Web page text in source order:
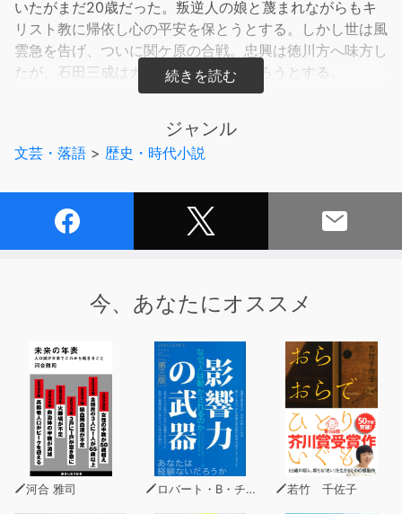
いたがまだ20歳だった。叛逆人の娘と蔑まれながらもキ
リスト教に帰依し心の平安を保とうとする。しかし世は風
雲急を告げ、ついに関ケ原の合戦。忠興は徳川方へ味方し
たが、石田三成はガラシャを人質にとろうとする。
【朗読 酒井玲】吹き替え現場で培った表現力と幅広いキ
なやかで伸びのある柔らかい声から、芯のある真っ直ぐで
艶やかな声まで、作風に合わせて表現します。英語・ラテ
子女声優。
ジャンル
文芸・落語 > 歴史・時代小説
今、あなたにオススメ
河合 雅司 ロバート・B・チャルディーニ 若竹 千佐子